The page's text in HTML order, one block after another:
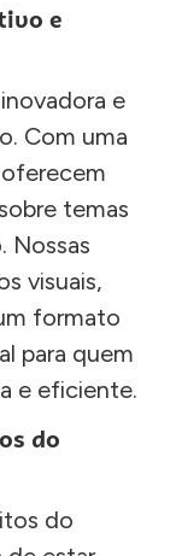
e
e
Com uma
oferecem
temas
Nossas
visuais,
formato
para quem
e eficiente.
do
do